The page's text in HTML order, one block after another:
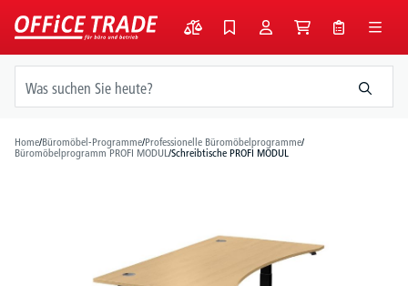
springen
Home/Büromöbel-Programme/Professionelle Büromöbelprogramme/
Büromöbelprogramm PROFI MODUL/Schreibtische PROFI MODUL